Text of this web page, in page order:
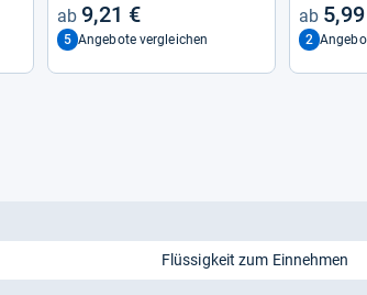
9,21 €
5 Angebote vergleichen 2
Flüssigkeit zum Einnehmen